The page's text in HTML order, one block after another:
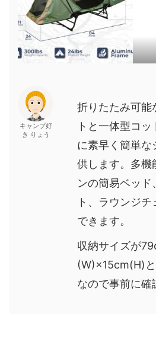
キャンプ好
き りょう
折りたたみ可能
トと一体型コ
に素早く簡単な
供します。多機
ンの簡易ベッド
ト、ラウンジ
できます。
収納サイズが
(W)×15cm(H)
なので事前に確